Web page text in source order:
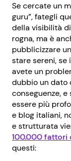
Se cercate un
guru”, fategli
della visibilità
rogna, ma è
pubblicizzare
stare sereni,
avete un
dubbio un dato
conseguenze,
essere più
e blog italiani,
e strutturata
100.000 fattori
questi: